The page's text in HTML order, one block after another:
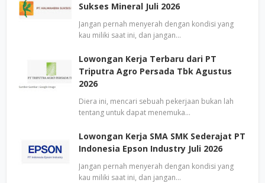
Sukses Mineral Juli 2026
Jangan pernah menyerah dengan kondisi yang
kau miliki saat ini, dan jangan…
Lowongan Kerja Terbaru dari PT
Triputra Agro Persada Tbk Agustus
2026
Diera ini, mencari sebuah pekerjaan bukan lah
tentang untuk dapat menemuka…
Lowongan Kerja SMA SMK Sederajat PT
Indonesia Epson Industry Juli 2026
Jangan pernah menyerah dengan kondisi yang
kau miliki saat ini, dan jangan…